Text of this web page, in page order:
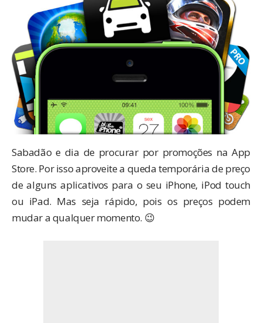
Sabadão e dia de procurar por promoções na App
Store. Por isso aproveite a queda temporária de preço
de alguns aplicativos para o seu iPhone, iPod touch
ou iPad. Mas seja rápido, pois os preços podem
mudar a qualquer momento. 😉